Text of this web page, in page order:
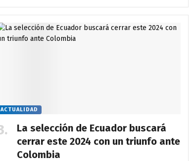
ACTUALIDAD
La selección de Ecuador buscará
cerrar este 2024 con un triunfo ante
Colombia